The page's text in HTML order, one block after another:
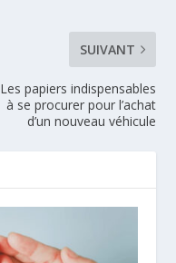
SUIVANT
Les papiers indispensables
à se procurer pour l’achat
d’un nouveau véhicule